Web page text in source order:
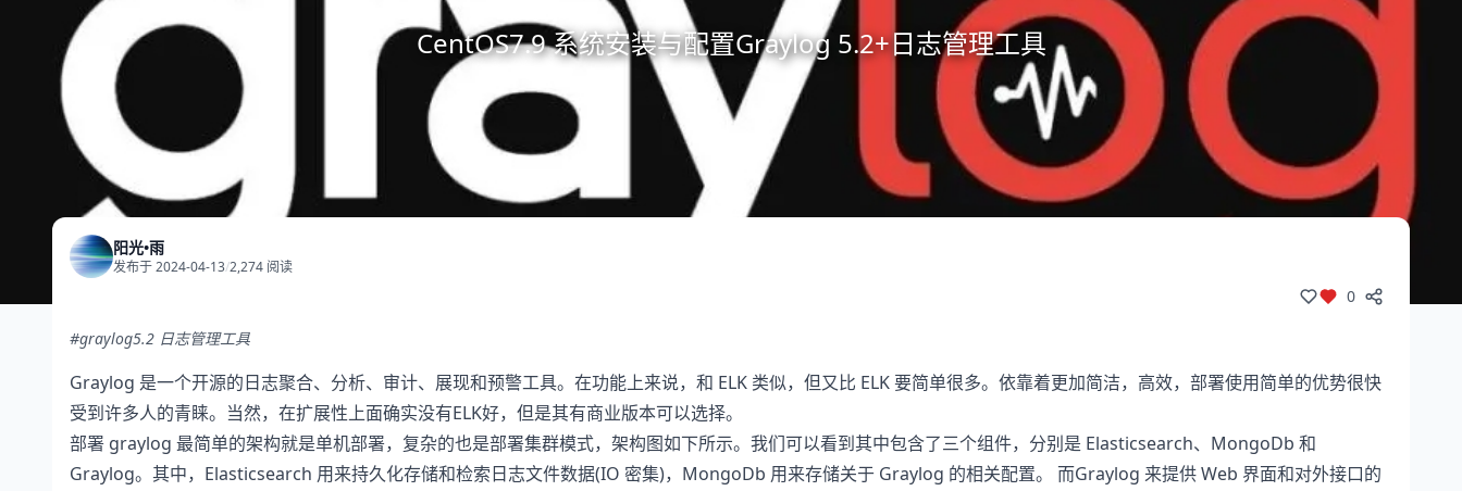
CentOS7.9 系统安装与配置Graylog 5.2+日志管理工具
阳光•雨
发布于 2024-04-13/2,274 阅读
0
#graylog5.2 日志管理工具
Graylog 是一个开源的日志聚合、分析、审计、展现和预警工具。在功能上来说，和 ELK 类似，但又比 ELK 要简单很多。依靠着更加简洁，高效，部署使用简单的优势很快
受到许多人的青睐。当然，在扩展性上面确实没有ELK好，但是其有商业版本可以选择。
部署 graylog 最简单的架构就是单机部署，复杂的也是部署集群模式，架构图如下所示。我们可以看到其中包含了三个组件，分别是 Elasticsearch、MongoDb 和
Graylog。其中，Elasticsearch 用来持久化存储和检索日志文件数据(IO 密集)，MongoDb 用来存储关于 Graylog 的相关配置。 而Graylog 来提供 Web 界面和对外接口的